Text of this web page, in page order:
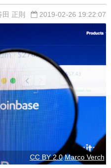
田 正則 2019-02-26 19:22:07
CC BY 2.0 Marco Verch